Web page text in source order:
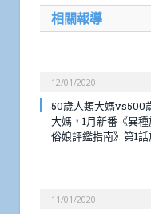
相關報導
12/01/2020
50歲人類大媽vs500
大媽，1月新番《異
俗娘評鑑指南》第1
11/01/2020